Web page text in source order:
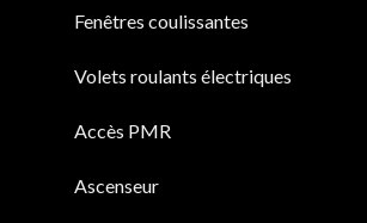
Fenêtres coulissantes
Volets roulants électriques
Accès PMR
Ascenseur